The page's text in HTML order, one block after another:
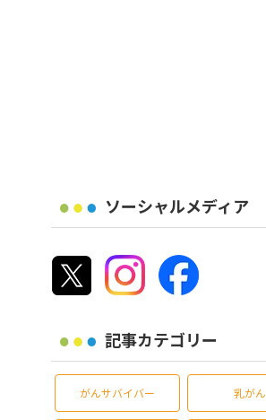
ソーシャルメディア
記事カテゴリー
がんサバイバー 乳がん